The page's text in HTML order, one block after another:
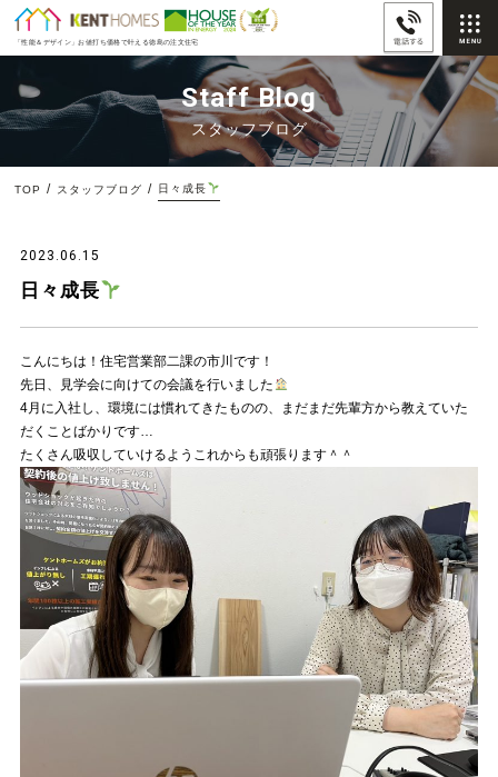
「性能＆デザイン」 お値打ち価格で叶える徳島の注文住宅
スタッフブログ
Staff Blog
TOP スタッフブログ 日々成長
2023.06.15
日々成長
こんにちは！住宅営業部二課の市川です！
先日、見学会に向けての会議を行いました
4月に入社し、環境には慣れてきたものの、まだまだ先輩方から教えていた
だくことばかりです…
たくさん吸収していけるようこれからも頑張ります＾＾